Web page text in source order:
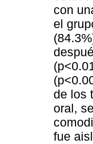
con
el
de los
oral,
fue